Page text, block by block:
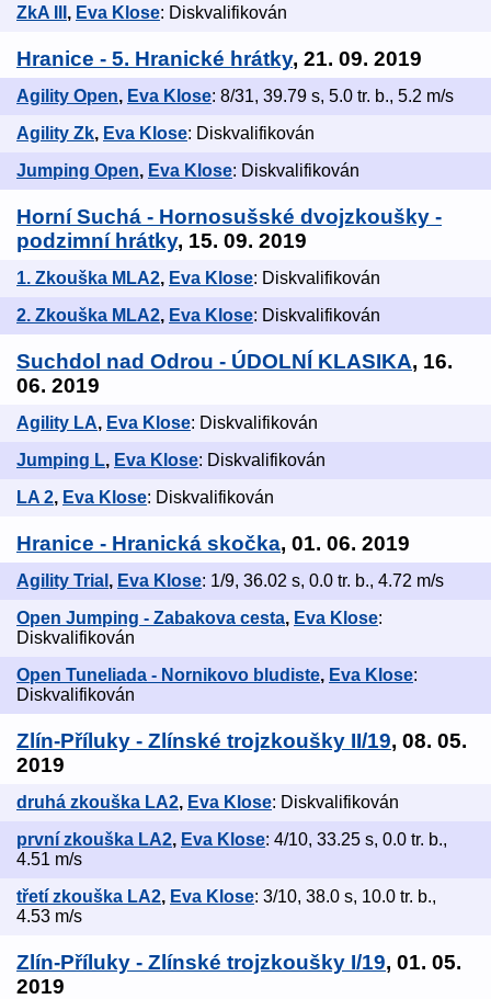
ZkA III , Eva Klose: Diskvalifikován
Hranice - 5. Hranické hrátky, 21. 09. 2019
Agility Open, Eva Klose: 8/31, 39.79 s, 5.0 tr. b., 5.2 m/s
Agility Zk, Eva Klose: Diskvalifikován
Jumping Open, Eva Klose: Diskvalifikován
Horní Suchá - Hornosušské dvojzkoušky -
podzimní hrátky, 15. 09. 2019
1. Zkouška MLA2, Eva Klose: Diskvalifikován
2. Zkouška MLA2, Eva Klose: Diskvalifikován
Suchdol nad Odrou - ÚDOLNÍ KLASIKA, 16.
06. 2019
Agility LA, Eva Klose: Diskvalifikován
Jumping L, Eva Klose: Diskvalifikován
LA 2, Eva Klose: Diskvalifikován
Hranice - Hranická skočka, 01. 06. 2019
Agility Trial , Eva Klose: 1/9, 36.02 s, 0.0 tr. b., 4.72 m/s
Open Jumping - Zabakova cesta, Eva Klose:
Diskvalifikován
Open Tuneliada - Nornikovo bludiste, Eva Klose:
Diskvalifikován
Zlín-Příluky - Zlínské trojzkoušky II/19, 08. 05.
2019
druhá zkouška LA2, Eva Klose: Diskvalifikován
první zkouška LA2, Eva Klose: 4/10, 33.25 s, 0.0 tr. b.,
4.51 m/s
třetí zkouška LA2, Eva Klose: 3/10, 38.0 s, 10.0 tr. b.,
4.53 m/s
Zlín-Příluky - Zlínské trojzkoušky I/19, 01. 05.
2019